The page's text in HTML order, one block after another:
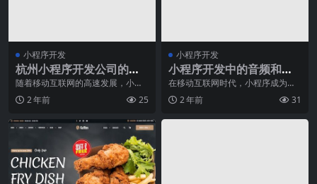
小程序开发
杭州小程序开发公司的推
荐及服务介绍
随着移动互联网的高速发展，小程
序作为一种轻量级的应用程序形
式，逐渐在用户中流行起
2 年前 25
小程序开发
小程序开发中的音频和视
频播放技巧
在移动互联网时代，小程序成为了
人们生活中不可或缺的一部分。作
为一种轻量级的应用，
2 年前 31